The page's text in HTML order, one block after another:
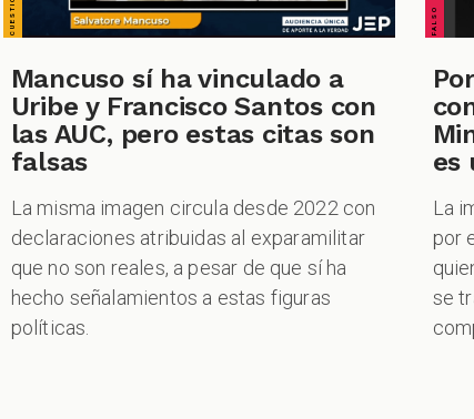
Mancuso sí ha vinculado a
Uribe y Francisco Santos con
las AUC, pero estas citas son
falsas
La misma imagen circula desde 2022 con
declaraciones atribuidas al exparamilitar
que no son reales, a pesar de que sí ha
hecho señalamientos a estas figuras
políticas.
es
La
por
se